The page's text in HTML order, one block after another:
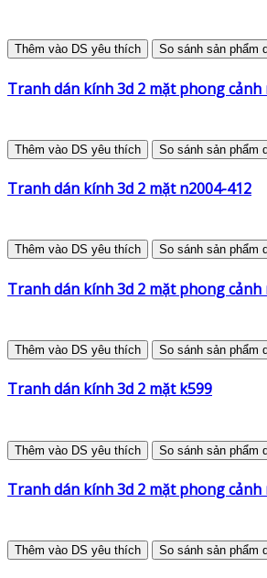
Thêm vào DS yêu thích So sánh sản phẩm
Tranh dán kính 3d 2 mặt phong cảnh
Thêm vào DS yêu thích So sánh sản phẩm
Tranh dán kính 3d 2 mặt n2004-412
Thêm vào DS yêu thích So sánh sản phẩm
Tranh dán kính 3d 2 mặt phong cảnh
Thêm vào DS yêu thích So sánh sản phẩm
Tranh dán kính 3d 2 mặt k599
Thêm vào DS yêu thích So sánh sản phẩm
Tranh dán kính 3d 2 mặt phong cảnh
Thêm vào DS yêu thích So sánh sản phẩm